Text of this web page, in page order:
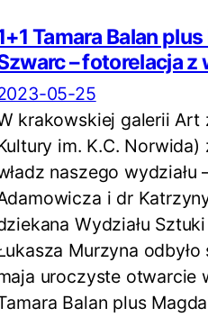
Tamara Balan
– fotorelacja z
05-25
krakowskiej galerii Art
im. K.C. Norwida)
naszego wydziału
i dr
Wydziału
Murzyna odbyło
uroczyste otwarcie
Balan plus